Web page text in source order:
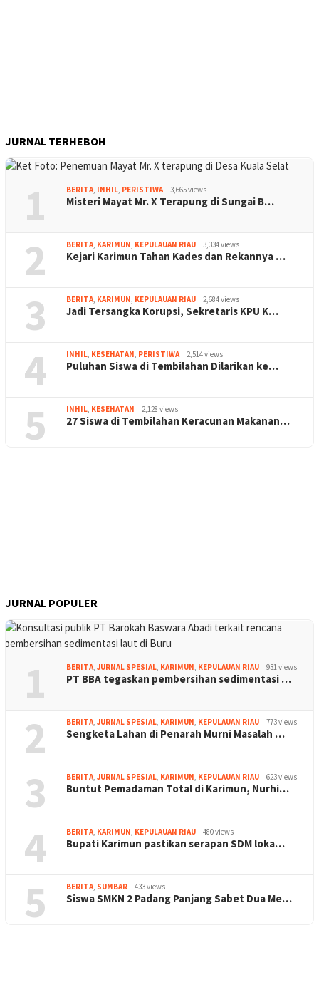
JURNAL TERHEBOH
1 BERITA, INHIL, PERISTIWA 3,665 views
Misteri Mayat Mr. X Terapung di Sungai B…
2 BERITA, KARIMUN, KEPULAUAN RIAU 3,334 views
Kejari Karimun Tahan Kades dan Rekannya …
3 BERITA, KARIMUN, KEPULAUAN RIAU 2,684 views
Jadi Tersangka Korupsi, Sekretaris KPU K…
4 INHIL, KESEHATAN, PERISTIWA 2,514 views
Puluhan Siswa di Tembilahan Dilarikan ke…
5 INHIL, KESEHATAN 2,128 views
27 Siswa di Tembilahan Keracunan Makanan…
JURNAL POPULER
1 BERITA, JURNAL SPESIAL, KARIMUN, KEPULAUAN RIAU 931 views
PT BBA tegaskan pembersihan sedimentasi …
2 BERITA, JURNAL SPESIAL, KARIMUN, KEPULAUAN RIAU 773 views
Sengketa Lahan di Penarah Murni Masalah …
3 BERITA, JURNAL SPESIAL, KARIMUN, KEPULAUAN RIAU 623 views
Buntut Pemadaman Total di Karimun, Nurhi…
4 BERITA, KARIMUN, KEPULAUAN RIAU 480 views
Bupati Karimun pastikan serapan SDM loka…
5 BERITA, SUMBAR 433 views
Siswa SMKN 2 Padang Panjang Sabet Dua Me…